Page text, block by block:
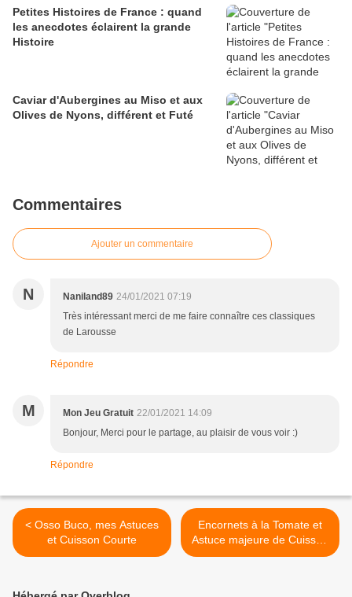
Petites Histoires de France : quand
les anecdotes éclairent la grande
Histoire
Caviar d'Aubergines au Miso et aux
Olives de Nyons, différent et Futé
Commentaires
Ajouter un commentaire
N Naniland89 24/01/2021 07:19
Très intéressant merci de me faire connaître ces classiques
de Larousse
Répondre
M Mon Jeu Gratuit 22/01/2021 14:09
Bonjour, Merci pour le partage, au plaisir de vous voir :)
Répondre
< Osso Buco, mes Astuces
et Cuisson Courte
Encornets à la Tomate et
Astuce majeure de Cuisson
>